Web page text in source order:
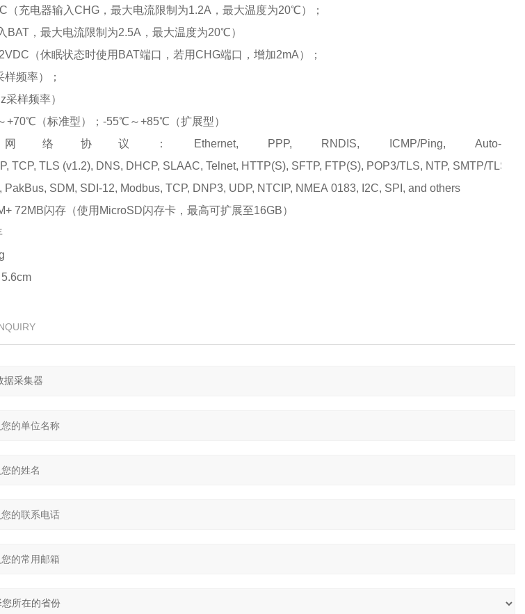
（充电器输入CHG，最大电流限制为1.2A，最大温度为20℃）；
BAT，最大电流限制为2.5A，最大温度为20℃）
（休眠状态时使用BAT端口，若用CHG端口，增加2mA）；
样频率）；
采样频率）
+70℃（标准型）；-55℃～+85℃（扩展型）
协议：Ethernet, PPP, RNDIS, ICMP/Ping, Auto-
TCP, TLS (v1.2), DNS, DHCP, SLAAC, Telnet, HTTP(S), SFTP, FTP(S), POP3/TLS, NTP, SMTP/TLS,
SDM, SDI-12, Modbus, TCP, DNP3, UDP, NTCIP, NMEA 0183, I2C, SPI, and others
72MB闪存（使用MicroSD闪存卡，最高可扩展至16GB）